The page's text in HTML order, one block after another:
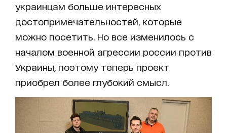
украинцам больше интересных
достопримечательностей, которые
можно посетить. Но все изменилось с
началом военной агрессии россии против
Украины, поэтому теперь проект
приобрел более глубокий смысл.